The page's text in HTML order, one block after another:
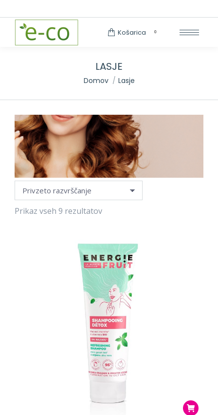
Košarica 0
LASJE
You are here:
Domov Lasje
Prikaz vseh 9 rezultatov